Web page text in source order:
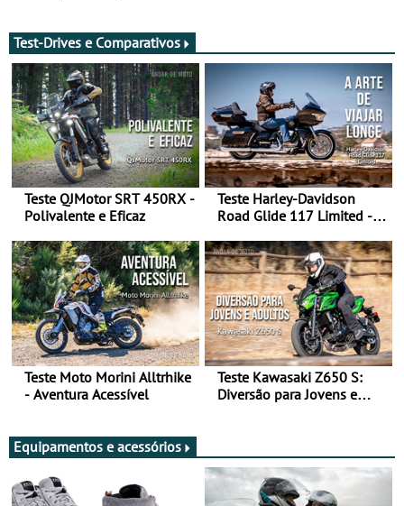
Test-Drives e Comparativos
Teste QJMotor SRT 450RX -
Polivalente e Eficaz
Teste Harley-Davidson
Road Glide 117 Limited - A
Teste Moto Morini Alltrhike
- Aventura Acessível
Teste Kawasaki Z650 S:
Diversão para Jovens e
Equipamentos e acessórios